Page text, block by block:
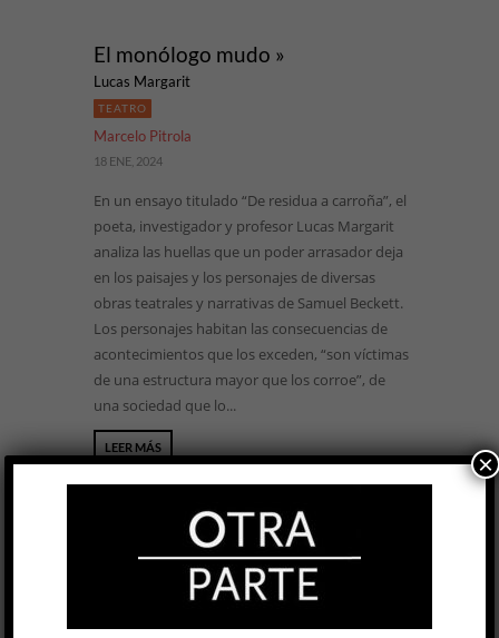
El monólogo mudo »
Lucas Margarit
TEATRO
Marcelo Pitrola
18 ENE, 2024
En un ensayo titulado “De residua a carroña”, el
poeta, investigador y profesor Lucas Margarit
analiza las huellas que un poder arrasador deja
en los paisajes y los personajes de diversas
obras teatrales y narrativas de Samuel Beckett.
Los personajes habitan las consecuencias de
acontecimientos que los exceden, “son víctimas
de una estructura mayor que los corroe”, de
una sociedad que lo...
LEER MÁS
×